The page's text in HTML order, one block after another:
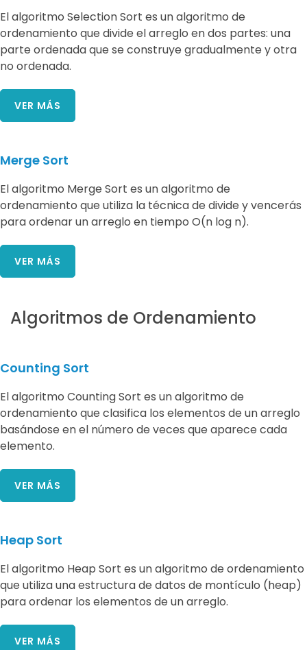
El algoritmo Selection Sort es un algoritmo de
ordenamiento que divide el arreglo en dos partes: una
parte ordenada que se construye gradualmente y otra
no ordenada.
VER MÁS
Merge Sort
El algoritmo Merge Sort es un algoritmo de
ordenamiento que utiliza la técnica de divide y vencerás
para ordenar un arreglo en tiempo O(n log n).
VER MÁS
Algoritmos de Ordenamiento
Counting Sort
El algoritmo Counting Sort es un algoritmo de
ordenamiento que clasifica los elementos de un arreglo
basándose en el número de veces que aparece cada
elemento.
VER MÁS
Heap Sort
El algoritmo Heap Sort es un algoritmo de ordenamiento
que utiliza una estructura de datos de montículo (heap)
para ordenar los elementos de un arreglo.
VER MÁS